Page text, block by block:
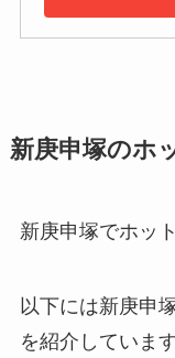
新庚申塚のホ
新庚申塚でホッ
以下には新庚申
を紹介しています